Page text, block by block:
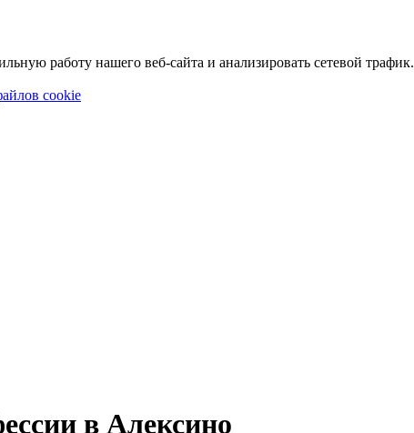
работу нашего веб-сайта и анализировать сетевой трафик.
cookie
в Алексино